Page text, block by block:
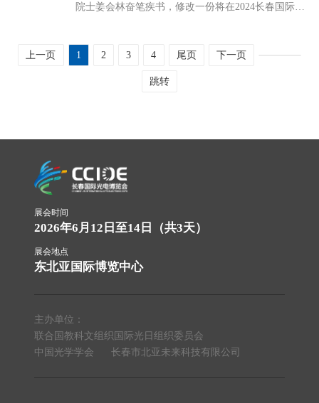
院士姜会林奋笔疾书，修改一份将在2024长春国际光
告。
上一页 1 2 3 4 尾页 下一页
跳转
展会时间
2026年6月12日至14日（共3天）
展会地点
东北亚国际博览中心
主办单位：
联合国教科文组织国际光日组织委员会
中国光学学会
长春市北亚未来科技有限公司